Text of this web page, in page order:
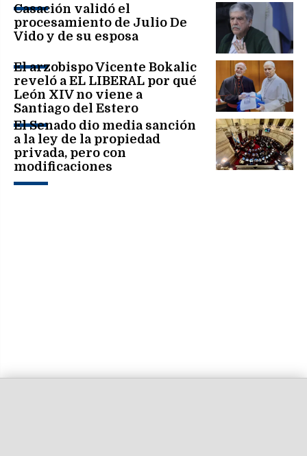
Casación validó el
procesamiento de Julio De
Vido y de su esposa
El arzobispo Vicente Bokalic
reveló a EL LIBERAL por qué
León XIV no viene a
Santiago del Estero
El Senado dio media sanción
a la ley de la propiedad
privada, pero con
modificaciones